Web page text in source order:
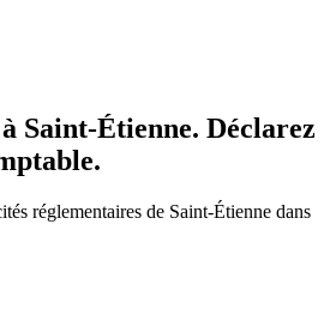
Saint-Étienne. Déclarez
réglementaires de Saint-Étienne dans